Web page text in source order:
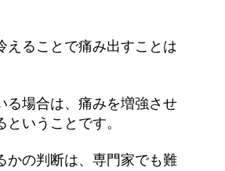
えることで痛み出すことは
る場合は、痛みを増強させ
ということです。
かの判断は、専門家でも難